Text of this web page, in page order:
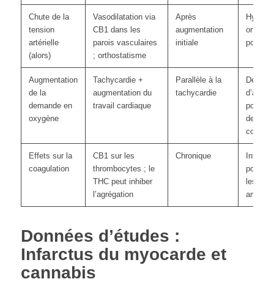
Chute de la
tension
artérielle
(alors)
Vasodilatation via
CB1 dans les
parois vasculaires
; orthostatisme
Après
augmentation
initiale
Augmentation
de la
demande en
oxygène
Tachycardie +
augmentation du
travail cardiaque
Parallèle à la
tachycardie
poitrine
de
Effets sur la
coagulation
CB1 sur les
thrombocytes ; le
THC peut inhiber
l’agrégation
Chronique
les
Données d’études :
Infarctus du myocarde et
cannabis